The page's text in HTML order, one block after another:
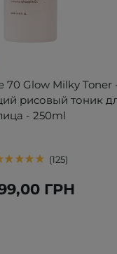
70 Glow Milky Toner
рисовый тоник
- 250ml
125
ГРН